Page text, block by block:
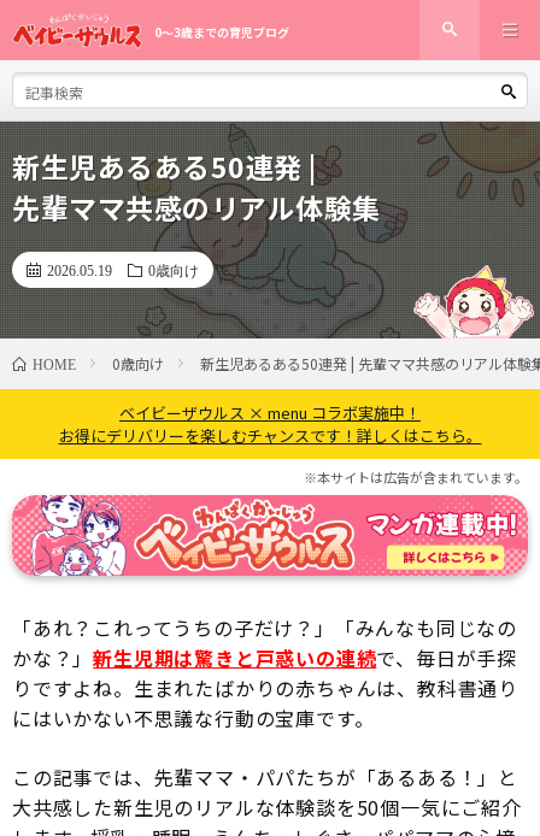
0〜3歳までの育児ブログ
新生児あるある50連発 |
先輩ママ共感のリアル体験集
2026.05.19 0歳向け
HOME 0歳向け 新生児あるある50連発 | 先輩ママ共感のリアル体験
ベイビーザウルス × menu コラボ実施中！
お得にデリバリーを楽しむチャンスです！詳しくはこちら。
※本サイトは広告が含まれています。
「あれ？これってうちの子だけ？」「みんなも同じなの
かな？」新生児期は驚きと戸惑いの連続で、毎日が手探
りですよね。生まれたばかりの赤ちゃんは、教科書通り
にはいかない不思議な行動の宝庫です。
この記事では、先輩ママ・パパたちが「あるある！」と
大共感した新生児のリアルな体験談を50個一気にご紹介